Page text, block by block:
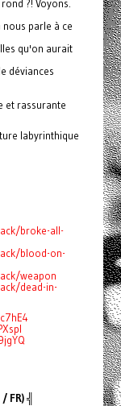
?! Voyons.
parle à ce
qu'on aurait
déviances
et rassurante
labyrinthique
broke-all-
blood-on-
weapon
dead-in-
FR) ╣